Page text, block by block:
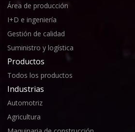
Área de producción
I+D e ingeniería
Gestión de calidad
Suministro y logística
Productos
Todos los productos
Industrias
Automotriz
Agricultura